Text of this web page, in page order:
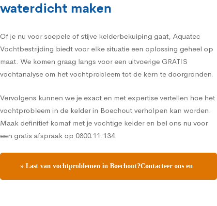
waterdicht maken
Of je nu voor soepele of stijve kelderbekuiping gaat, Aquatec
Vochtbestrijding biedt voor elke situatie een oplossing geheel op
maat. We komen graag langs voor een uitvoerige GRATIS
vochtanalyse om het vochtprobleem tot de kern te doorgronden.
Vervolgens kunnen we je exact en met expertise vertellen hoe het
vochtprobleem in de kelder in Boechout verholpen kan worden.
Maak definitief komaf met je vochtige kelder en bel ons nu voor
een gratis afspraak op 0800.11.134.
» Last van vochtproblemen in Boechout?Contacteer ons en